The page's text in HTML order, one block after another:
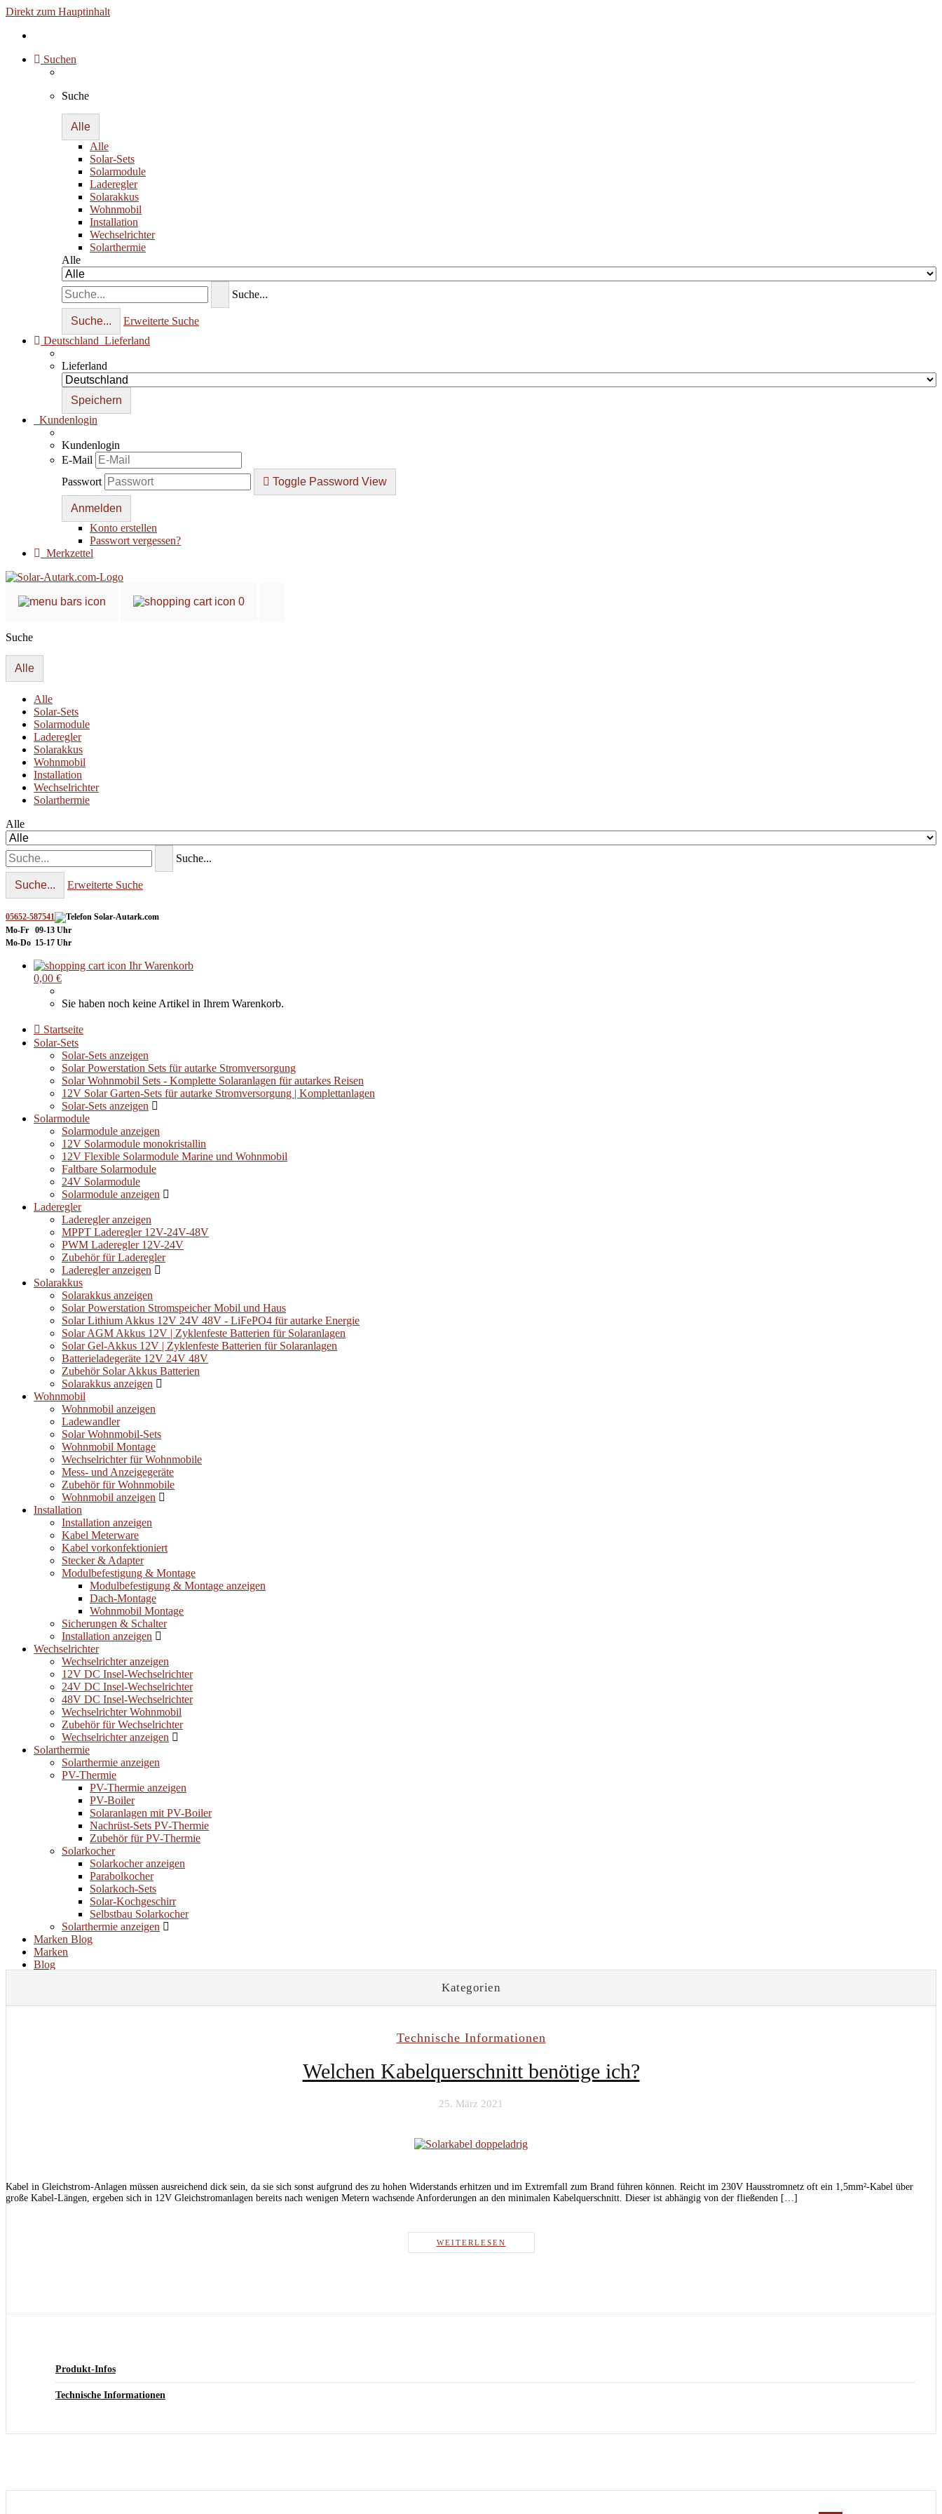
Direkt zum Hauptinhalt
Suchen
Suche
Alle
Alle
Solar-Sets
Solarmodule
Laderegler
Solarakkus
Wohnmobil
Installation
Wechselrichter
Solarthermie
Alle
Suche...
Suche...
Erweiterte Suche
Deutschland Lieferland
Lieferland
Kundenlogin
Kundenlogin
E-Mail
Passwort
Toggle Password View
Konto erstellen
Passwort vergessen?
Merkzettel
0
Suche
Alle
Alle
Solar-Sets
Solarmodule
Laderegler
Solarakkus
Wohnmobil
Installation
Wechselrichter
Solarthermie
Alle
Suche...
Suche... Erweiterte Suche
05652-587541
Mo-Fr 09-13 Uhr
Mo-Do 15-17 Uhr
Ihr Warenkorb
0,00 €
Sie haben noch keine Artikel in Ihrem Warenkorb.
Startseite
Solar-Sets
Solar-Sets anzeigen
Solar Powerstation Sets für autarke Stromversorgung
Solar Wohnmobil Sets - Komplette Solaranlagen für autarkes Reisen
12V Solar Garten-Sets für autarke Stromversorgung | Komplettanlagen
Solar-Sets anzeigen
Solarmodule
Solarmodule anzeigen
12V Solarmodule monokristallin
12V Flexible Solarmodule Marine und Wohnmobil
Faltbare Solarmodule
24V Solarmodule
Solarmodule anzeigen
Laderegler
Laderegler anzeigen
MPPT Laderegler 12V-24V-48V
PWM Laderegler 12V-24V
Zubehör für Laderegler
Laderegler anzeigen
Solarakkus
Solarakkus anzeigen
Solar Powerstation Stromspeicher Mobil und Haus
Solar Lithium Akkus 12V 24V 48V - LiFePO4 für autarke Energie
Solar AGM Akkus 12V | Zyklenfeste Batterien für Solaranlagen
Solar Gel-Akkus 12V | Zyklenfeste Batterien für Solaranlagen
Batterieladegeräte 12V 24V 48V
Zubehör Solar Akkus Batterien
Solarakkus anzeigen
Wohnmobil
Wohnmobil anzeigen
Ladewandler
Solar Wohnmobil-Sets
Wohnmobil Montage
Wechselrichter für Wohnmobile
Mess- und Anzeigegeräte
Zubehör für Wohnmobile
Wohnmobil anzeigen
Installation
Installation anzeigen
Kabel Meterware
Kabel vorkonfektioniert
Stecker & Adapter
Modulbefestigung & Montage
Modulbefestigung & Montage anzeigen
Dach-Montage
Wohnmobil Montage
Sicherungen & Schalter
Installation anzeigen
Wechselrichter
Wechselrichter anzeigen
12V DC Insel-Wechselrichter
24V DC Insel-Wechselrichter
48V DC Insel-Wechselrichter
Wechselrichter Wohnmobil
Zubehör für Wechselrichter
Wechselrichter anzeigen
Solarthermie
Solarthermie anzeigen
PV-Thermie
PV-Thermie anzeigen
PV-Boiler
Solaranlagen mit PV-Boiler
Nachrüst-Sets PV-Thermie
Zubehör für PV-Thermie
Solarkocher
Solarkocher anzeigen
Parabolkocher
Solarkoch-Sets
Solar-Kochgeschirr
Selbstbau Solarkocher
Solarthermie anzeigen
Marken Blog
Marken
Blog
Schlagwort:Widerstand
Technische Informationen
Welchen Kabelquerschnitt benötige ich?
25. März 2021
Kabel in Gleichstrom-Anlagen müssen ausreichend dick sein, da sie sich sonst aufgrund des zu hohen Widerstands erhitzen und im Extremfall zum Brand führen können. Reicht im 230V Hausstromnetz oft ein 1,5mm²-Kabel über
große Kabel-Längen, ergeben sich in 12V Gleichstromanlagen bereits nach wenigen Metern wachsende Anforderungen an den minimalen Kabelquerschnitt. Dieser ist abhängig von der fließenden […]
WEITERLESEN
Kategorien
Produkt-Infos
Technische Informationen